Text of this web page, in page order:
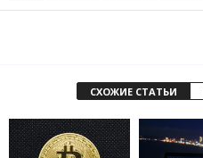
СХОЖИЕ СТАТЬИ